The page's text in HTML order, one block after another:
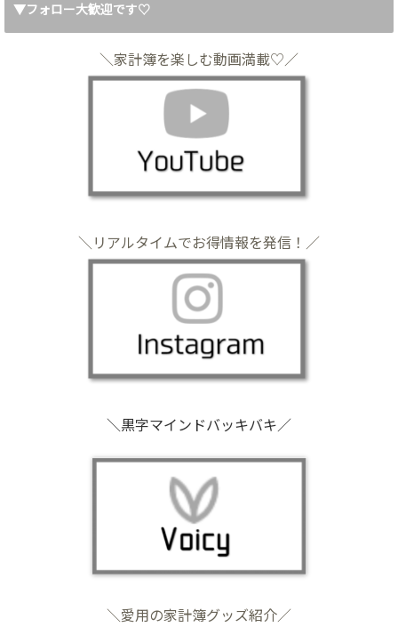
▼フォロー大歓迎です♡
＼家計簿を楽しむ動画満載♡／
＼リアルタイムでお得情報を発信！／
＼黒字マインドバッキバキ／
＼愛用の家計簿グッズ紹介／